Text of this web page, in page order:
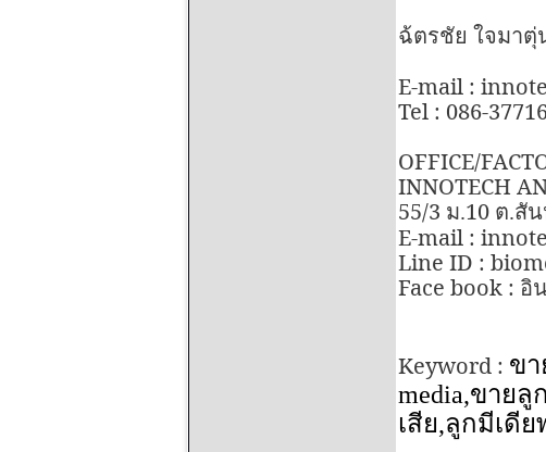
ฉ้ตรชัย ใจมาตุ่
E-mail :
Tel : 086-
OFFICE/
INNOTECH
55/3 ม.10 ต.สัน
E-mail :
Line ID :
Face book : อิ
Keyword : ขา
media,ขายลู
เสีย,ลูกมีเดี